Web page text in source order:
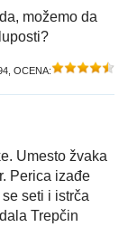
možemo da
, OCENA:
Umesto žvaka
Perica izađe
seti i istrča
Trepčin